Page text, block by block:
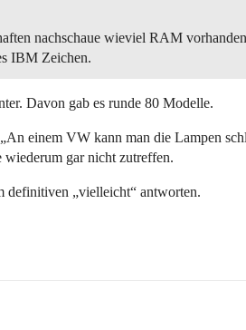
nachschaue wieviel RAM vorhanden
IBM Zeichen.
Davon gab es runde 80 Modelle.
einem VW kann man die Lampen
wiederum gar nicht zutreffen.
definitiven „vielleicht“ antworten.